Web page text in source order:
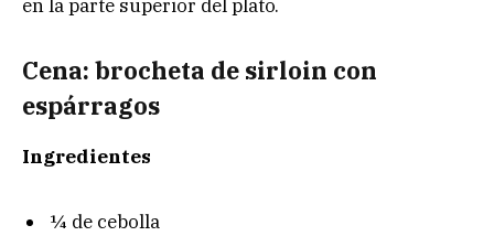
en la parte superior del plato.
Cena: brocheta de sirloin con
espárragos
Ingredientes
¼ de cebolla